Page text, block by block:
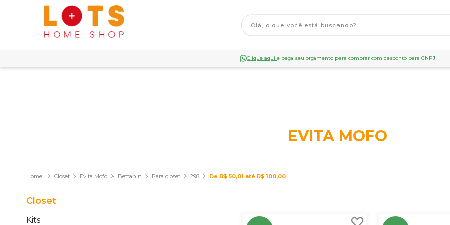
Clique aqui e peça seu orçamento para comprar com desconto para CNPJ
EVITA MOFO
Closet Evita Mofo Bettanin Para closet 298 De R$ 50,01 até R$ 100,00
Closet
Kits